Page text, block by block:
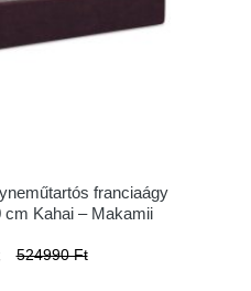
franciaágy
Kahai – Makamii
524990 Ft